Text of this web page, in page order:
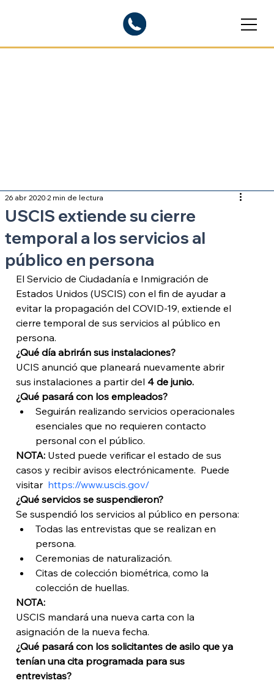
USCIS extiende su cierre
temporal a los servicios al
público en persona
26 abr 20202 min de lectura
El Servicio de Ciudadanía e Inmigración de
Estados Unidos (USCIS) con el fin de ayudar a
evitar la propagación del COVID-19, extiende el
cierre temporal de sus servicios al público en
persona.
¿Qué día abrirán sus instalaciones?
UCIS anunció que planeará nuevamente abrir
sus instalaciones a partir del 4 de junio.
¿Qué pasará con los empleados?
Seguirán realizando servicios operacionales
esenciales que no requieren contacto
personal con el público.
NOTA: Usted puede verificar el estado de sus
casos y recibir avisos electrónicamente.  Puede
visitar https://www.uscis.gov/
¿Qué servicios se suspendieron?
Se suspendió los servicios al público en persona:
Todas las entrevistas que se realizan en
persona.
Ceremonias de naturalización.
Citas de colección biométrica, como la
colección de huellas.
NOTA:
USCIS mandará una nueva carta con la
asignación de la nueva fecha.
¿Qué pasará con los solicitantes de asilo que ya
tenían una cita programada para sus
entrevistas?